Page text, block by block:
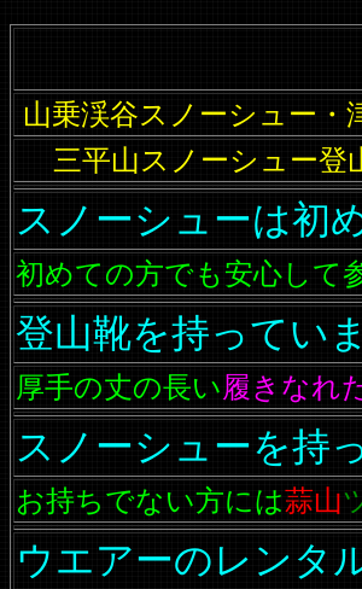
山乗渓谷スノーシュー・
三平山スノーシュー登
スノーシューは初
初めての方でも安心して
登山靴を持ってい
厚手の丈の長い履きなれ
スノーシューを持
お持ちでない方には蒜山
ウエアーのレンタ